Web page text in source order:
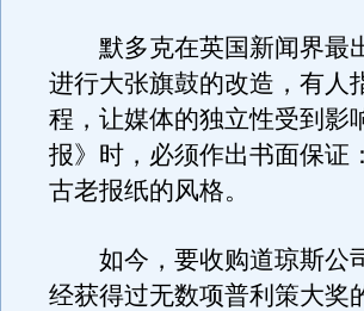
默多克在英国新闻界最
进行大张旗鼓的改造，有人
程，让媒体的独立性受到影
报》时，必须作出书面保证
古老报纸的风格。
如今，要收购道琼斯公
经获得过无数项普利策大奖